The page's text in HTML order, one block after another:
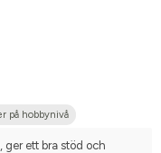
på hobbynivå
ger ett bra stöd och